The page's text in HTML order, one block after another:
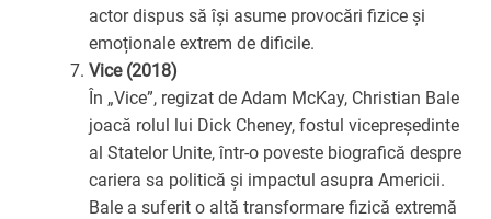
actor dispus să își asume provocări fizice și
emoționale extrem de dificile.
Vice (2018)
În „Vice”, regizat de Adam McKay, Christian Bale
joacă rolul lui Dick Cheney, fostul vicepreședinte
al Statelor Unite, într-o poveste biografică despre
cariera sa politică și impactul asupra Americii.
Bale a suferit o altă transformare fizică extremă